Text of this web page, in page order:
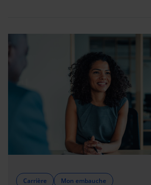
Carrière Mon embauche